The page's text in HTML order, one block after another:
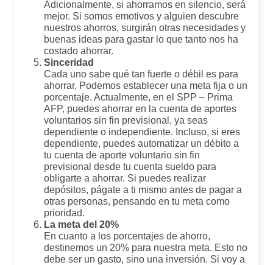
Adicionalmente, si ahorramos en silencio, será
mejor. Si somos emotivos y alguien descubre
nuestros ahorros, surgirán otras necesidades y
buenas ideas para gastar lo que tanto nos ha
costado ahorrar.
Sinceridad
Cada uno sabe qué tan fuerte o débil es para
ahorrar. Podemos establecer una meta fija o un
porcentaje. Actualmente, en el SPP – Prima
AFP, puedes ahorrar en la cuenta de aportes
voluntarios sin fin previsional, ya seas
dependiente o independiente. Incluso, si eres
dependiente, puedes automatizar un débito a
tu cuenta de aporte voluntario sin fin
previsional desde tu cuenta sueldo para
obligarte a ahorrar. Si puedes realizar
depósitos, págate a ti mismo antes de pagar a
otras personas, pensando en tu meta como
prioridad.
La meta del 20%
En cuanto a los porcentajes de ahorro,
destinemos un 20% para nuestra meta. Esto no
debe ser un gasto, sino una inversión. Si voy a